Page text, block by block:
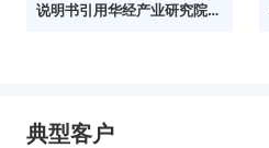
说明书引用华经产业研究院数
典型客户